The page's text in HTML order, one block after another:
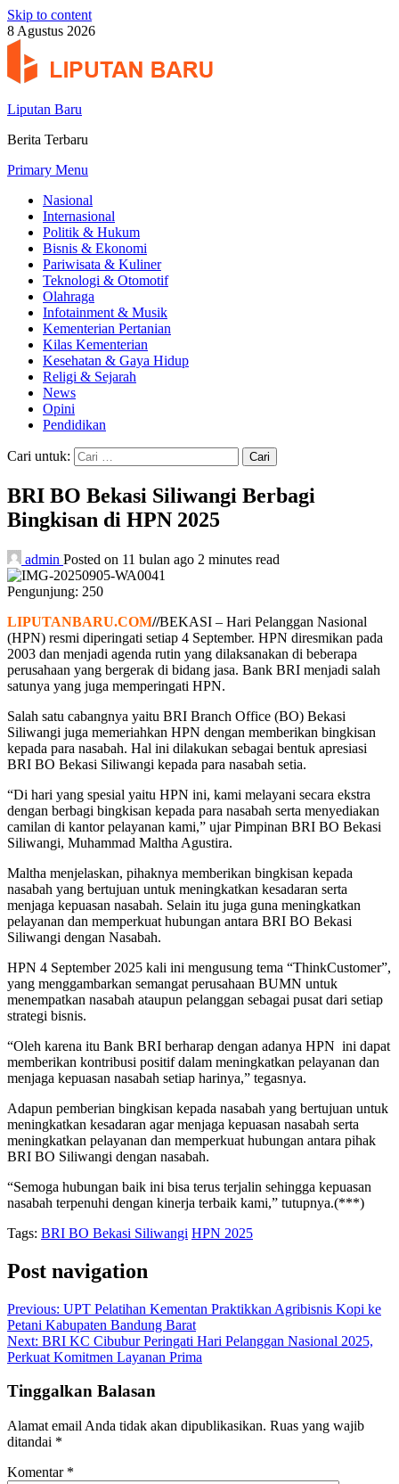
Skip to content
8 Agustus 2026
Liputan Baru
Berita Terbaru
Primary Menu
Nasional
Internasional
Politik & Hukum
Bisnis & Ekonomi
Pariwisata & Kuliner
Teknologi & Otomotif
Olahraga
Infotainment & Musik
Kementerian Pertanian
Kilas Kementerian
Kesehatan & Gaya Hidup
Religi & Sejarah
News
Opini
Pendidikan
Cari untuk:
BRI BO Bekasi Siliwangi Berbagi
Bingkisan di HPN 2025
admin Posted on 11 bulan ago 2 minutes read
Pengunjung: 250
LIPUTANBARU.COM//BEKASI – Hari Pelanggan Nasional
(HPN) resmi diperingati setiap 4 September. HPN diresmikan pada
2003 dan menjadi agenda rutin yang dilaksanakan di beberapa
perusahaan yang bergerak di bidang jasa. Bank BRI menjadi salah
satunya yang juga memperingati HPN.
Salah satu cabangnya yaitu BRI Branch Office (BO) Bekasi
Siliwangi juga memeriahkan HPN dengan memberikan bingkisan
kepada para nasabah. Hal ini dilakukan sebagai bentuk apresiasi
BRI BO Bekasi Siliwangi kepada para nasabah setia.
“Di hari yang spesial yaitu HPN ini, kami melayani secara ekstra
dengan berbagi bingkisan kepada para nasabah serta menyediakan
camilan di kantor pelayanan kami,” ujar Pimpinan BRI BO Bekasi
Siliwangi, Muhammad Maltha Agustira.
Maltha menjelaskan, pihaknya memberikan bingkisan kepada
nasabah yang bertujuan untuk meningkatkan kesadaran serta
menjaga kepuasan nasabah. Selain itu juga guna meningkatkan
pelayanan dan memperkuat hubungan antara BRI BO Bekasi
Siliwangi dengan Nasabah.
HPN 4 September 2025 kali ini mengusung tema “ThinkCustomer”,
yang menggambarkan semangat perusahaan BUMN untuk
menempatkan nasabah ataupun pelanggan sebagai pusat dari setiap
strategi bisnis.
“Oleh karena itu Bank BRI berharap dengan adanya HPN ini dapat
memberikan kontribusi positif dalam meningkatkan pelayanan dan
menjaga kepuasan nasabah setiap harinya,” tegasnya.
Adapun pemberian bingkisan kepada nasabah yang bertujuan untuk
meningkatkan kesadaran agar menjaga kepuasan nasabah serta
meningkatkan pelayanan dan memperkuat hubungan antara pihak
BRI BO Siliwangi dengan nasabah.
“Semoga hubungan baik ini bisa terus terjalin sehingga kepuasan
nasabah terpenuhi dengan kinerja terbaik kami,” tutupnya.(***)
Tags: BRI BO Bekasi Siliwangi HPN 2025
Post navigation
Previous: UPT Pelatihan Kementan Praktikkan Agribisnis Kopi ke
Petani Kabupaten Bandung Barat
Next: BRI KC Cibubur Peringati Hari Pelanggan Nasional 2025,
Perkuat Komitmen Layanan Prima
Tinggalkan Balasan
Alamat email Anda tidak akan dipublikasikan. Ruas yang wajib
ditandai *
Komentar *